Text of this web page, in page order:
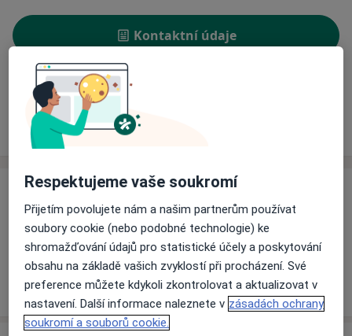
Kontaktní údaje
Rezervovat termín
Ceník Adresy
Ceník
Informace o službách a cenách nejsou k dispozici
Tento specialista ještě nepřidával žádné informace o
svých službách.
Respektujeme vaše soukromí
Přijetím povolujete nám a našim partnerům používat
soubory cookie (nebo podobné technologie) ke
shromažďování údajů pro statistické účely a poskytování
obsahu na základě vašich zvyklostí při procházení. Své
preference můžete kdykoli zkontrolovat a aktualizovat v
nastavení. Další informace naleznete v zásadách ochrany
soukromí a souborů cookie.